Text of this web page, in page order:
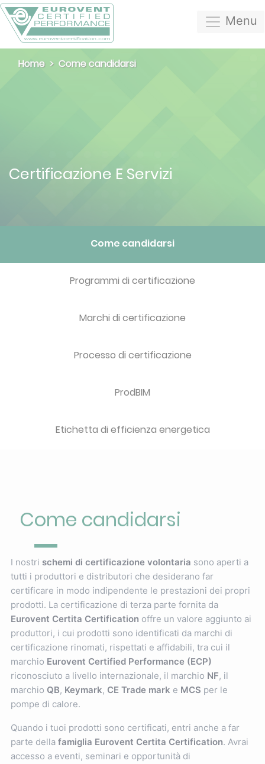
Menu
Home Come candidarsi
Certificazione E Servizi
Come candidarsi
Programmi di certificazione
Marchi di certificazione
Processo di certificazione
ProdBIM
Etichetta di efficienza energetica
Come candidarsi
I nostri schemi di certificazione volontaria sono aperti a
tutti i produttori e distributori che desiderano far
certificare in modo indipendente le prestazioni dei propri
prodotti. La certificazione di terza parte fornita da
Eurovent Certita Certification offre un valore aggiunto ai
produttori, i cui prodotti sono identificati da marchi di
certificazione rinomati, rispettati e affidabili, tra cui il
marchio Eurovent Certified Performance (ECP)
riconosciuto a livello internazionale, il marchio NF, il
marchio QB, Keymark, CE Trade mark e MCS per le
pompe di calore.
Quando i tuoi prodotti sono certificati, entri anche a far
parte della famiglia Eurovent Certita Certification. Avrai
accesso a eventi, seminari e opportunità di